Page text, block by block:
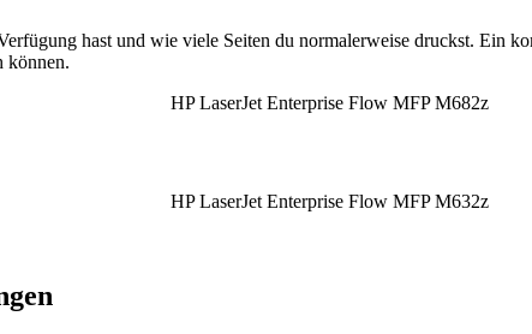
hast und wie viele Seiten du normalerweise druckst. Ein
können.
HP LaserJet Enterprise Flow MFP M682z
HP LaserJet Enterprise Flow MFP M632z